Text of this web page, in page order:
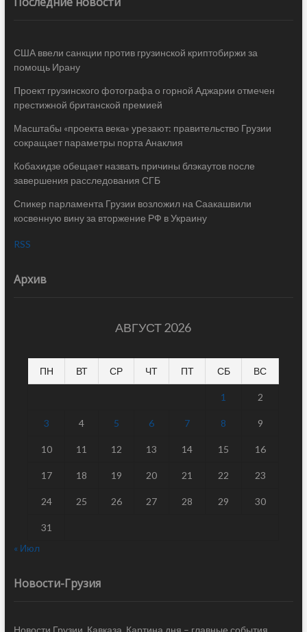
США ввели санкции против грузинской криптобиржи за
помощь Ирану
Проект грузинского фотографа о горной Аджарии отмечен
престижной британской премией
Масштабы «проекта века» урезают: правительство Грузии
сокращает параметры порта Анаклия
Кобахидзе обещает назвать причины блэкаутов после
завершения расследования СГБ
Спикер парламента Грузии возложил на Саакашвили
косвенную вину за вторжение РФ в Украину
RSS
Архив
АВГУСТ 2026
ПН ВТ СР ЧТ ПТ СБ ВС
1 2
3 4 5 6 7 8 9
10 11 12 13 14 15 16
17 18 19 20 21 22 23
24 25 26 27 28 29 30
31
« Июл
Новости-Грузия
Новости Грузии, Кавказа. Картина дня – главные события,